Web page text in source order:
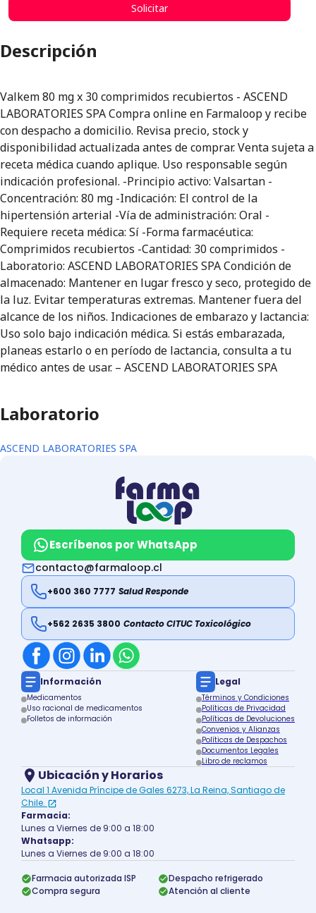
Solicitar
Descripción
Valkem 80 mg x 30 comprimidos recubiertos - ASCEND
LABORATORIES SPA Compra online en Farmaloop y recibe
con despacho a domicilio. Revisa precio, stock y
disponibilidad actualizada antes de comprar. Venta sujeta a
receta médica cuando aplique. Uso responsable según
indicación profesional. -Principio activo: Valsartan -
Concentración: 80 mg -Indicación: El control de la
hipertensión arterial -Vía de administración: Oral -
Requiere receta médica: Sí -Forma farmacéutica:
Comprimidos recubiertos -Cantidad: 30 comprimidos -
Laboratorio: ASCEND LABORATORIES SPA Condición de
almacenado: Mantener en lugar fresco y seco, protegido de
la luz. Evitar temperaturas extremas. Mantener fuera del
alcance de los niños. Indicaciones de embarazo y lactancia:
Uso solo bajo indicación médica. Si estás embarazada,
planeas estarlo o en período de lactancia, consulta a tu
médico antes de usar. – ASCEND LABORATORIES SPA
Laboratorio
ASCEND LABORATORIES SPA
Escríbenos por WhatsApp
contacto@farmaloop.cl
+600 360 7777 Salud Responde
+562 2635 3800 Contacto CITUC Toxicológico
Información
Medicamentos
Uso racional de medicamentos
Folletos de información
Legal
Términos y Condiciones
Políticas de Privacidad
Políticas de Devoluciones
Convenios y Alianzas
Políticas de Despachos
Documentos Legales
Libro de reclamos
Ubicación y Horarios
Local 1 Avenida Príncipe de Gales 6273, La Reina, Santiago de
Chile.
Farmacia:
Lunes a Viernes de 9:00 a 18:00
Whatsapp:
Lunes a Viernes de 9:00 a 18:00
Farmacia autorizada ISP
Despacho refrigerado
Compra segura
Atención al cliente